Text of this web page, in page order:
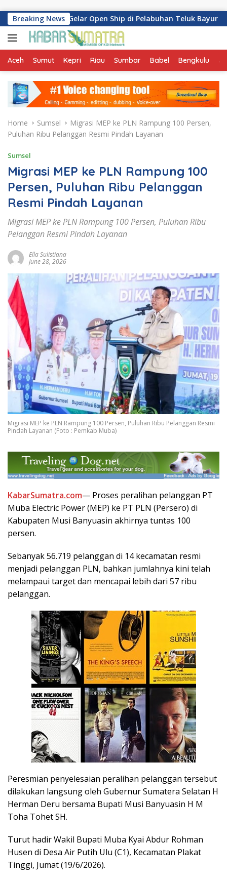
Breaking News
518 Gelar Open Ship di Pelabuhan Teluk Bayur
Aceh Sumut Kepri Riau Sumbar Babel Bengkulu
Home Sumsel
Migrasi MEP ke PLN Rampung 100 Persen,
Puluhan Ribu Pelanggan Resmi Pindah Layanan
Sumsel
Migrasi MEP ke PLN Rampung 100
Persen, Puluhan Ribu Pelanggan
Resmi Pindah Layanan
Migrasi MEP ke PLN Rampung 100 Persen, Puluhan Ribu
Pelanggan Resmi Pindah Layanan
Ella Sulistiana
June 28, 2026
Migrasi MEP ke PLN Rampung 100 Persen, Puluhan Ribu Pelanggan Resmi
Pindah Layanan (Foto : Pemkab Muba)
KabarSumatra.com— Proses peralihan pelanggan PT
Muba Electric Power (MEP) ke PT PLN (Persero) di
Kabupaten Musi Banyuasin akhirnya tuntas 100
persen.
Sebanyak 56.719 pelanggan di 14 kecamatan resmi
menjadi pelanggan PLN, bahkan jumlahnya kini telah
melampaui target dan mencapai lebih dari 57 ribu
pelanggan.
Peresmian penyelesaian peralihan pelanggan tersebut
dilakukan langsung oleh Gubernur Sumatera Selatan H
Herman Deru bersama Bupati Musi Banyuasin H M
Toha Tohet SH.
Turut hadir Wakil Bupati Muba Kyai Abdur Rohman
Husen di Desa Air Putih Ulu (C1), Kecamatan Plakat
Tinggi, Jumat (19/6/2026).